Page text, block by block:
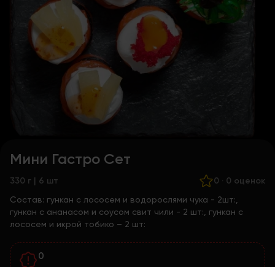
Мини Гастро Сет
330 г | 6 шт 0 · 0 оценок
Состав: гункан с лососем и водорослями чука - 2шт:,
гункан с ананасом и соусом свит чили - 2 шт:, гункан с
лососем и икрой тобико – 2 шт:
0